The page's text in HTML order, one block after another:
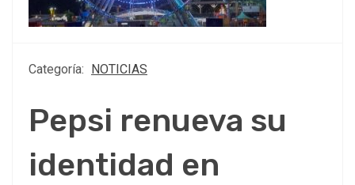
Categoría: NOTICIAS
Pepsi renueva su
identidad en